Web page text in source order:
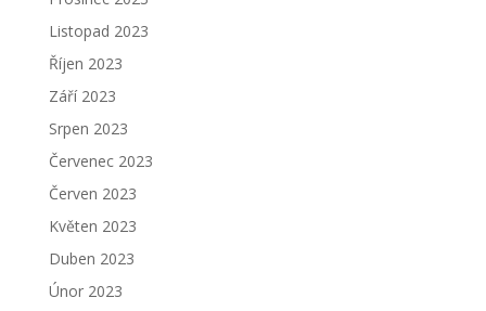
Listopad 2023
Říjen 2023
Září 2023
Srpen 2023
Červenec 2023
Červen 2023
Květen 2023
Duben 2023
Únor 2023